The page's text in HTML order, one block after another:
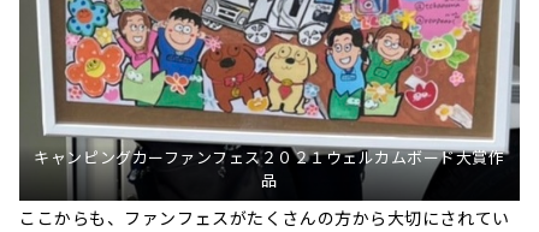
キャンピングカーファンフェス２０２１ウェルカムボード大賞作
品
ここからも、ファンフェスがたくさんの方から大切にされてい